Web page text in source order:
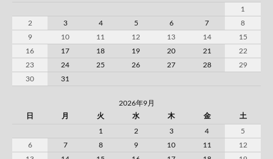
1
2
3 4 5 6 7
8
9
10 11 12 13 14
15
16
17 18 19 20 21
22
23
24 25 26 27 28
29
30
31
2026年9月
日
月 火 水 木 金 土
1 2 3 4
5
6
7 8 9 10 11
12